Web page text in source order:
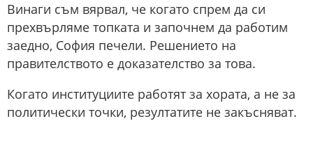
Винаги съм вярвал, че когато спрем да си
прехвърляме топката и започнем да работим
заедно, София печели. Решението на
правителството е доказателство за това.
Когато институциите работят за хората, а не за
политически точки, резултатите не закъсняват.